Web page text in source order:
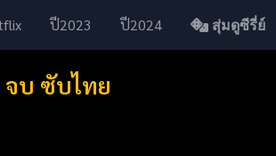
ปี2023 ปี2024 สุ่มดูซีรี่ย์
จบ ซับไทย